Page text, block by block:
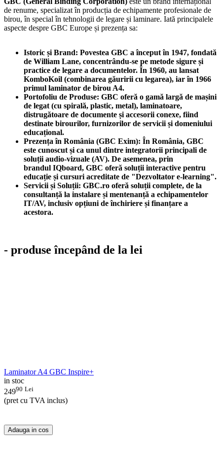
de renume, specializat în producția de echipamente profesionale de
birou, în special în tehnologii de legare și laminare. Iată principalele
aspecte despre GBC Europe și prezența sa:
Istoric și Brand: Povestea GBC a început în 1947, fondată
de William Lane, concentrându-se pe metode sigure și
practice de legare a documentelor. În 1960, au lansat
KomboKoil (combinarea găuririi cu legarea), iar în 1966
primul laminator de birou A4.
Portofoliu de Produse: GBC oferă o gamă largă de mașini
de legat (cu spirală, plastic, metal), laminatoare,
distrugătoare de documente și accesorii conexe, fiind
destinate birourilor, furnizorilor de servicii și domeniului
educațional.
Prezența în România (GBC Exim): În România, GBC
este cunoscut și ca unul dintre integratorii principali de
soluții audio-vizuale (AV). De asemenea, prin
brandul IQboard, GBC oferă soluții interactive pentru
educație și cursuri acreditate de "Dezvoltator e-learning".
Servicii și Soluții: GBC.ro oferă soluții complete, de la
consultanță la instalare și mentenanță a echipamentelor
IT/AV, inclusiv opțiuni de închiriere și finanțare a
acestora.
- produse începând de la lei
Laminator A4 GBC Inspire+
in stoc
24990 Lei
(pret cu TVA inclus)
Adauga in cos